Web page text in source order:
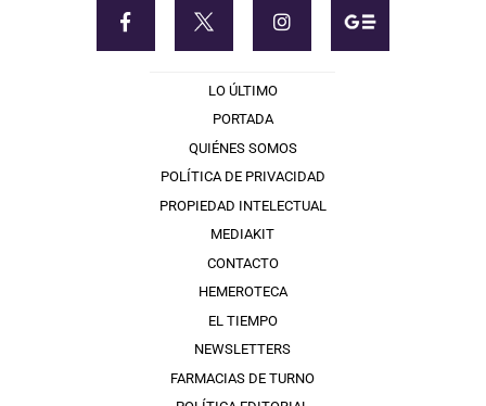
LO ÚLTIMO
PORTADA
QUIÉNES SOMOS
POLÍTICA DE PRIVACIDAD
PROPIEDAD INTELECTUAL
MEDIAKIT
CONTACTO
HEMEROTECA
EL TIEMPO
NEWSLETTERS
FARMACIAS DE TURNO